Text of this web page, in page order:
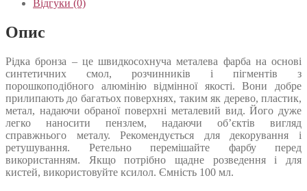
Відгуки (0)
Опис
Рідка бронза – це швидкосохнуча металева фарба на основі
синтетичних смол, розчинників і пігментів з
порошкоподібного алюмінію відмінної якості. Вони добре
прилипають до багатьох поверхнях, таким як дерево, пластик,
метал, надаючи обраної поверхні металевий вид. Його дуже
легко наносити пензлем, надаючи об’єктів вигляд
справжнього металу. Рекомендується для декорування і
ретушування. Ретельно перемішайте фарбу перед
використанням. Якщо потрібно щадне розведення і для
кистей, використовуйте ксилол. Ємність 100 мл.